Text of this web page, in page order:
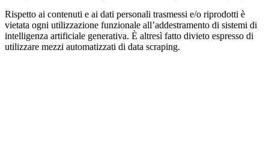
Rispetto ai contenuti e ai dati personali trasmessi e/o riprodotti è
vietata ogni utilizzazione funzionale all’addestramento di sistemi di
intelligenza artificiale generativa. È altresì fatto divieto espresso di
utilizzare mezzi automatizzati di data scraping.